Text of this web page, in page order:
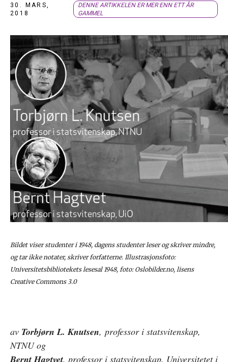
30. MARS,
2018
DENNE ARTIKKELEN ER MER ENN ETT ÅR
GAMMEL
Bildet viser studenter i 1948, dagens studenter leser og skriver mindre,
og tar ikke notater, skriver forfatterne. Illustrasjonsfoto:
Universitetsbibliotekets lesesal 1948, foto: Oslobilder.no, lisens
Creative Commons 3.0
av Torbjørn L. Knutsen, professor i statsvitenskap,
NTNU og
Bernt Hagtvet, professor i statsvitenskap, Universitetet i